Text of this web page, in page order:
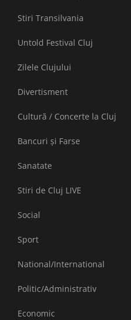
Stiri Transilvania
Untold Festival Cluj
Zilele Clujului
Divertisment
Cultură / Concerte la Cluj
Bancuri și Farse
Sanatate
Stiri de Cluj LIVE
Social
Sport
National/International
Politic/Administrativ
Economic